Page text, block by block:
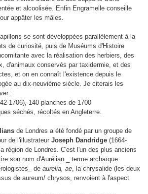
et alcoolisée. Enfin Engramelle conseille
appâter les mâles.
se sont développées parallèlement à la
de curiosité, puis de Muséums d'Histoire
avec la réalisation des herbiers, des
d'animaux conservés par taxidermie, et des
et on en connaît l'existence depuis le
au dix-neuvième siècle. Je citerais les
:
1706), 140 planches de 1700
séchés, récoltés en Angleterre.
de Londres a été fondé par un groupe de
de l'illustrateur Joseph Dandridge (1664-
région de Londres. C'est l'un des plus anciens
son nom d'Aurélian _ terme archaïque
de aurelia, ae, la chrysalide (les deux
de aureum/ chrysos, renvoient à l'aspect